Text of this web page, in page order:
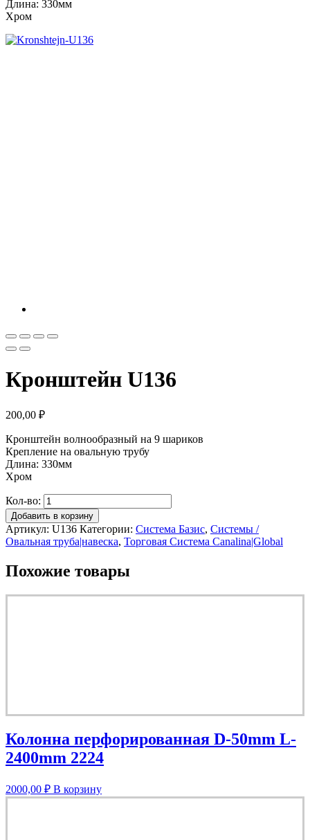
Длина: 330мм
Хром
Кронштейн U136
200,00 ₽
Кронштейн волнообразный на 9 шариков
Крепление на овальную трубу
Длина: 330мм
Хром
Кол-во:
Добавить в корзину
Артикул: U136 Категории: Система Базис, Системы /
Овальная труба|навеска, Торговая Система Canalina|Global
Похожие товары
Колонна перфорированная D-50mm L-
2400mm 2224
2000,00 ₽ В корзину